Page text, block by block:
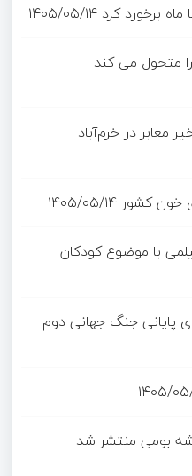
۱۴۰۵/۰۵/۱۴
متحول می کند
معابر در خرم‌آباد
خون کشور ۱۴۰۵/۰۵/۱۴
با موضوع کودکان
پایانی جنگ جهانی دوم
۰۵/۱۳
بومی منتشر شد